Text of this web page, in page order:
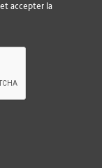
accepter la